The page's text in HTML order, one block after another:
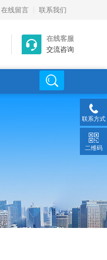
在线留言 联系我们
在线客服
交流咨询
联系方式
二维码